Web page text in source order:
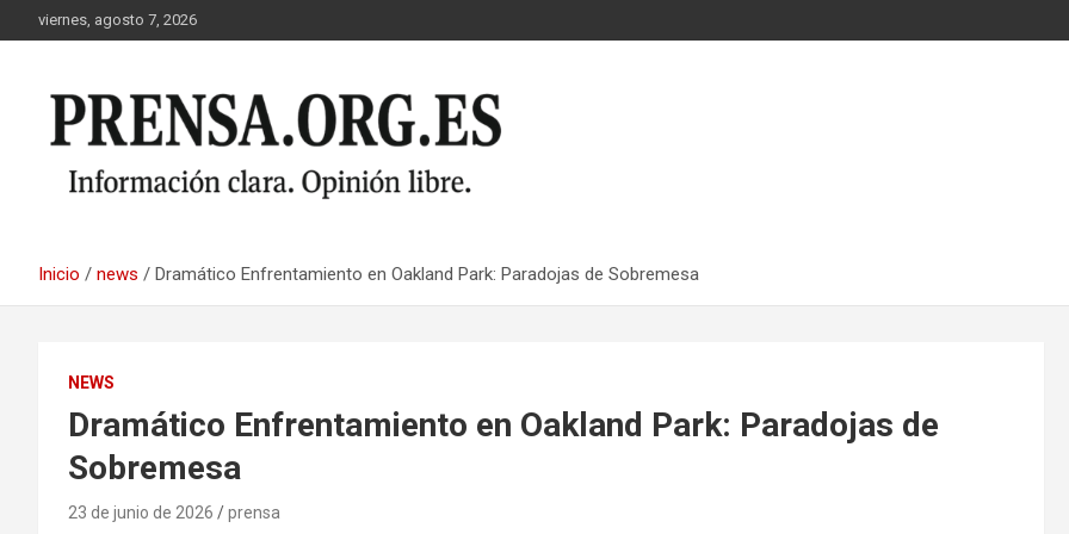
al
viernes, agosto 7, 2026
Inicio news Dramático Enfrentamiento en Oakland Park: Paradojas de Sobremesa
NEWS
Dramático Enfrentamiento en Oakland Park: Paradojas de
Sobremesa
23 de junio de 2026 prensa